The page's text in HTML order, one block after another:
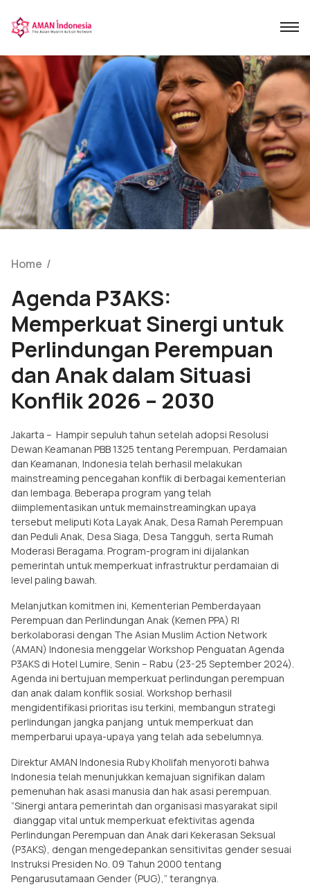
Home /
Agenda P3AKS:
Memperkuat Sinergi untuk
Perlindungan Perempuan
dan Anak dalam Situasi
Konflik 2026 – 2030
Jakarta – Hampir sepuluh tahun setelah adopsi Resolusi
Dewan Keamanan PBB 1325 tentang Perempuan, Perdamaian
dan Keamanan, Indonesia telah berhasil melakukan
mainstreaming pencegahan konflik di berbagai kementerian
dan lembaga. Beberapa program yang telah
diimplementasikan untuk memainstreamingkan upaya
tersebut meliputi Kota Layak Anak, Desa Ramah Perempuan
dan Peduli Anak, Desa Siaga, Desa Tangguh, serta Rumah
Moderasi Beragama. Program-program ini dijalankan
pemerintah untuk memperkuat infrastruktur perdamaian di
level paling bawah.
Melanjutkan komitmen ini, Kementerian Pemberdayaan
Perempuan dan Perlindungan Anak (Kemen PPA) RI
berkolaborasi dengan The Asian Muslim Action Network
(AMAN) Indonesia menggelar Workshop Penguatan Agenda
P3AKS di Hotel Lumire, Senin – Rabu (23-25 September 2024).
Agenda ini bertujuan memperkuat perlindungan perempuan
dan anak dalam konflik sosial. Workshop berhasil
mengidentifikasi prioritas isu terkini, membangun strategi
perlindungan jangka panjang untuk memperkuat dan
memperbarui upaya-upaya yang telah ada sebelumnya.
Direktur AMAN Indonesia Ruby Kholifah menyoroti bahwa
Indonesia telah menunjukkan kemajuan signifikan dalam
pemenuhan hak asasi manusia dan hak asasi perempuan.
”Sinergi antara pemerintah dan organisasi masyarakat sipil
dianggap vital untuk memperkuat efektivitas agenda
Perlindungan Perempuan dan Anak dari Kekerasan Seksual
(P3AKS), dengan mengedepankan sensitivitas gender sesuai
Instruksi Presiden No. 09 Tahun 2000 tentang
Pengarusutamaan Gender (PUG),” terangnya.